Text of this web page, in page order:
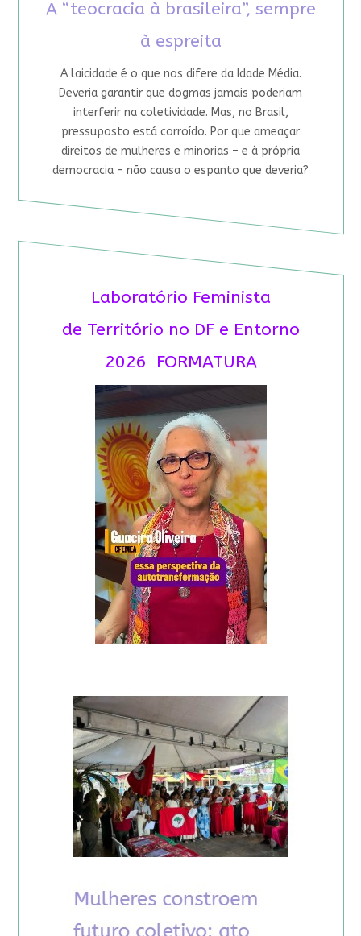
A “teocracia à brasileira”, sempre
à espreita
A laicidade é o que nos difere da Idade Média.
Deveria garantir que dogmas jamais poderiam
interferir na coletividade. Mas, no Brasil,
pressuposto está corroído. Por que ameaçar
direitos de mulheres e minorias – e à própria
democracia – não causa o espanto que deveria?
Laboratório Feminista
de Território no DF e Entorno
2026 FORMATURA